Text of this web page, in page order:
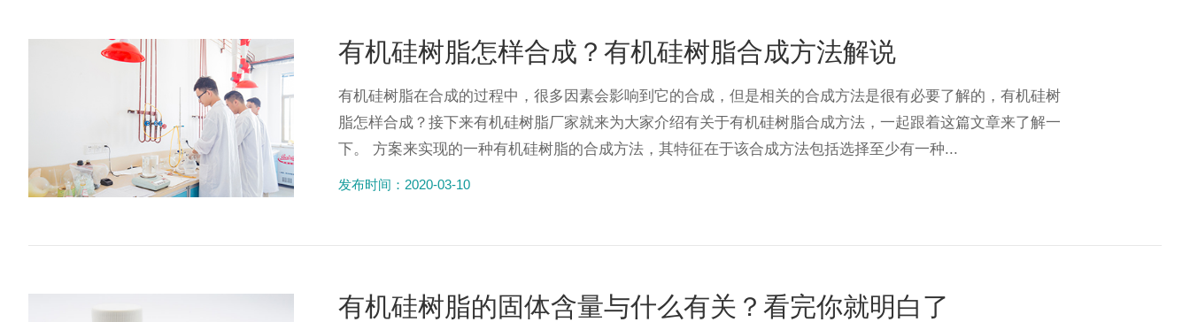
有机硅树脂怎样合成？有机硅树脂合成方法解说
有机硅树脂在合成的过程中，很多因素会影响到它的合成，但是相关的合成方法是很有必要了解的，有机硅树
脂怎样合成？接下来有机硅树脂厂家就来为大家介绍有关于有机硅树脂合成方法，一起跟着这篇文章来了解一
下。 方案来实现的一种有机硅树脂的合成方法，其特征在于该合成方法包括选择至少有一种...
发布时间：2020-03-10
有机硅树脂的固体含量与什么有关？看完你就明白了